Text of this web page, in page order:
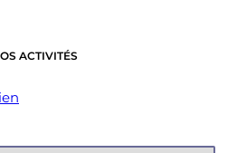
ACTIVITÉS